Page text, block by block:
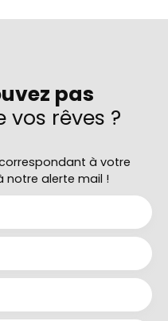
pas
rêves ?
à votre
notre alerte mail !